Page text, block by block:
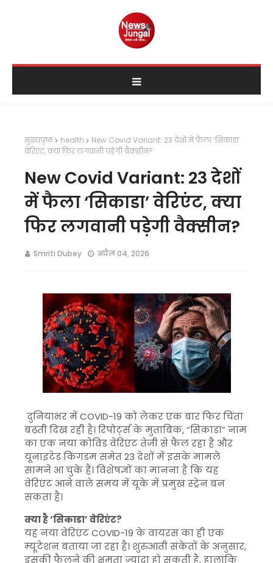
मुख्यपृष्ठ health
New Covid Variant: 23 देशों में फैला ‘सिकाडा’
वेरिएंट, क्या फिर लगवानी पड़ेगी वैक्सीन?
New Covid Variant: 23 देशों
में फैला ‘सिकाडा’ वेरिएंट, क्या
फिर लगवानी पड़ेगी वैक्सीन?
Smriti Dubey अप्रैल 04, 2026
दुनियाभर मेंCOVID-19 को लेकर एक बार फिर चिंता
बढ़ती दिख रही है। रिपोर्ट्स के मुताबिक, “सिकाडा” नाम
का एक नया कोविड वेरिएंट तेजी से फैल रहा है और
यूनाइटेड किंगडमसमेत 23 देशों में इसके मामले
सामने आ चुके हैं। विशेषज्ञों का मानना है कि यह
वेरिएंट आने वाले समय में यूके में प्रमुख स्ट्रेन बन
सकता है।
क्या है ‘सिकाडा’ वेरिएंट?
यह नया वेरिएंटCOVID-19 के वायरस का ही एक
म्यूटेशन बताया जा रहा है। शुरुआती संकेतों के अनुसार,
इसकी फैलने की क्षमता ज्यादा हो सकती है, हालांकि